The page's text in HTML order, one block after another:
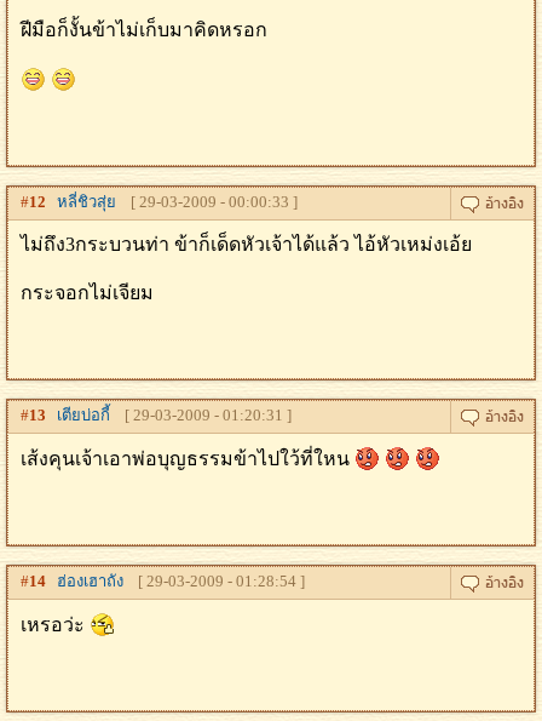
ฝีมือก็งั้นข้าไม่เก็บมาคิดหรอก
#12 หลี่ชิวสุ่ย [ 29-03-2009 - 00:00:33 ]
ไม่ถึง3กระบวนท่า ข้าก็เด็ดหัวเจ้าได้แล้ว ไอ้หัวเหม่งเอ้ย
กระจอกไม่เจียม
#13 เตียบ่อกี้ [ 29-03-2009 - 01:20:31 ]
เส้งคุนเจ้าเอาพ่อบุญธรรมข้าไปใว้ที่ใหน
#14 ฮ่องเฮาถัง [ 29-03-2009 - 01:28:54 ]
เหรอว่ะ